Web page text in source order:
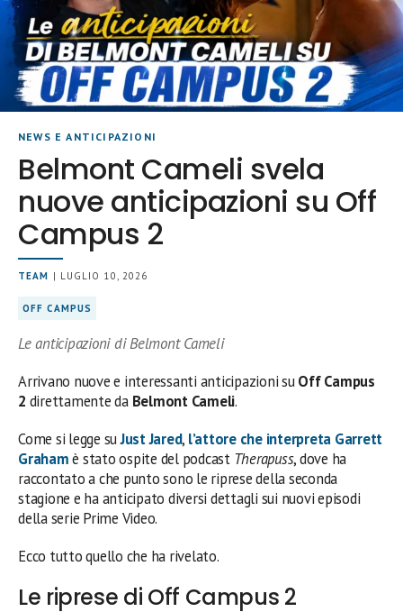
NEWS E ANTICIPAZIONI
Belmont Cameli svela
nuove anticipazioni su Off
Campus 2
TEAM | LUGLIO 10, 2026
OFF CAMPUS
Le anticipazioni di Belmont Cameli
Arrivano nuove e interessanti anticipazioni suOff Campus
2 direttamente da Belmont Cameli.
Come si legge suJust Jared, l’attore che interpreta Garrett
Grahamè stato ospite del podcast Therapuss, dove ha
raccontato a che punto sono le riprese della seconda
stagione e ha anticipato diversi dettagli sui nuovi episodi
della serie Prime Video.
Ecco tutto quello che ha rivelato.
Le riprese di Off Campus 2